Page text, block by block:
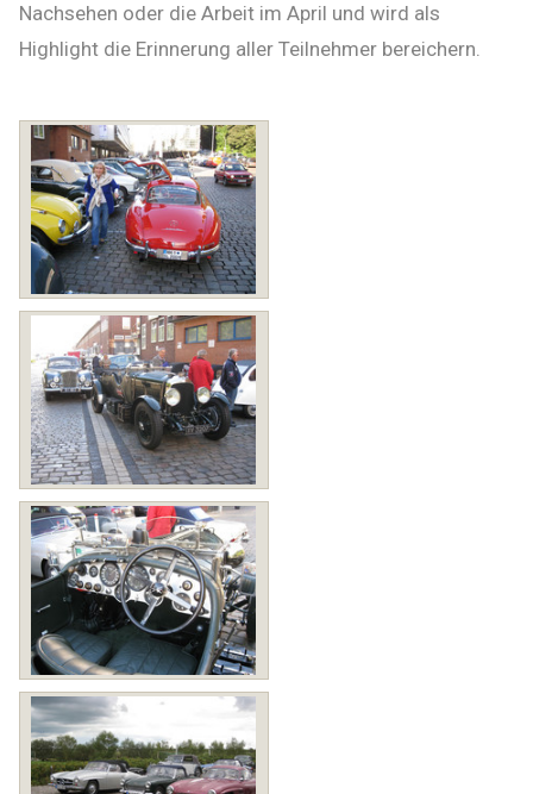
Nachsehen oder die Arbeit im April und wird als
Highlight die Erinnerung aller Teilnehmer bereichern.